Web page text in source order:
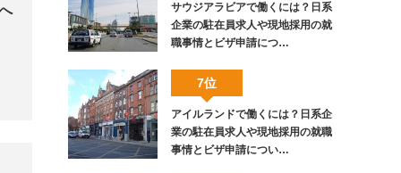
サウジアラビアで働くには？日系
企業の駐在員求人や現地採用の就
職事情とビザ申請につ…
7位
アイルランドで働くには？日系企
業の駐在員求人や現地採用の就職
事情とビザ申請につい…